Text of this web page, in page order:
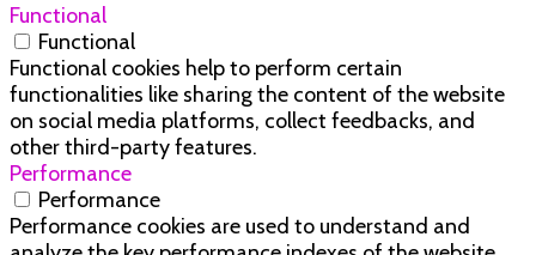
Functional
Functional
Functional cookies help to perform certain
functionalities like sharing the content of the website
on social media platforms, collect feedbacks, and
other third-party features.
Performance
Performance
Performance cookies are used to understand and